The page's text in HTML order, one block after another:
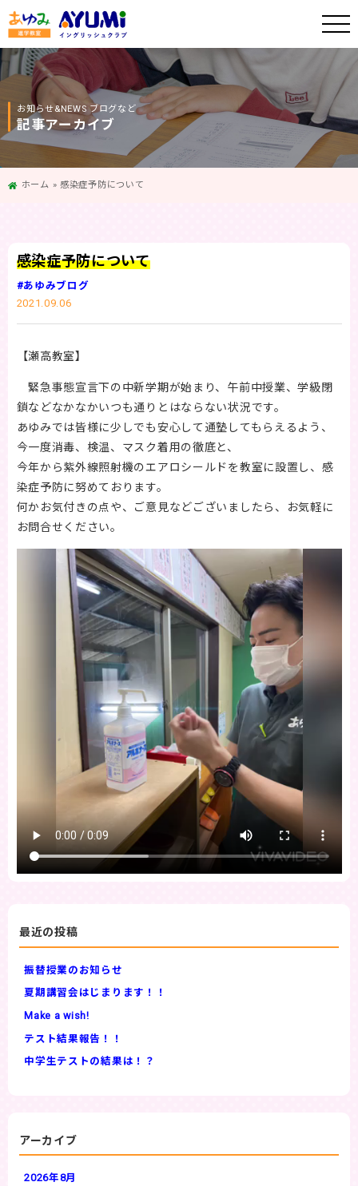
お知らせ&NEWS ブログなど
記事アーカイブ
ホーム »感染症予防について
感染症予防について
#あゆみブログ
2021.09.06
【瀬高教室】
緊急事態宣言下の中新学期が始まり、午前中授業、学級閉
鎖などなかなかいつも通りとはならない状況です。
あゆみでは皆様に少しでも安心して通塾してもらえるよう、
今一度消毒、検温、マスク着用の徹底と、
今年から紫外線照射機のエアロシールドを教室に設置し、感
染症予防に努めております。
何かお気付きの点や、ご意見などございましたら、お気軽に
お問合せください。
最近の投稿
振替授業のお知らせ
夏期講習会はじまります！！
Make a wish!
テスト結果報告！！
中学生テストの結果は！？
アーカイブ
2026年8月